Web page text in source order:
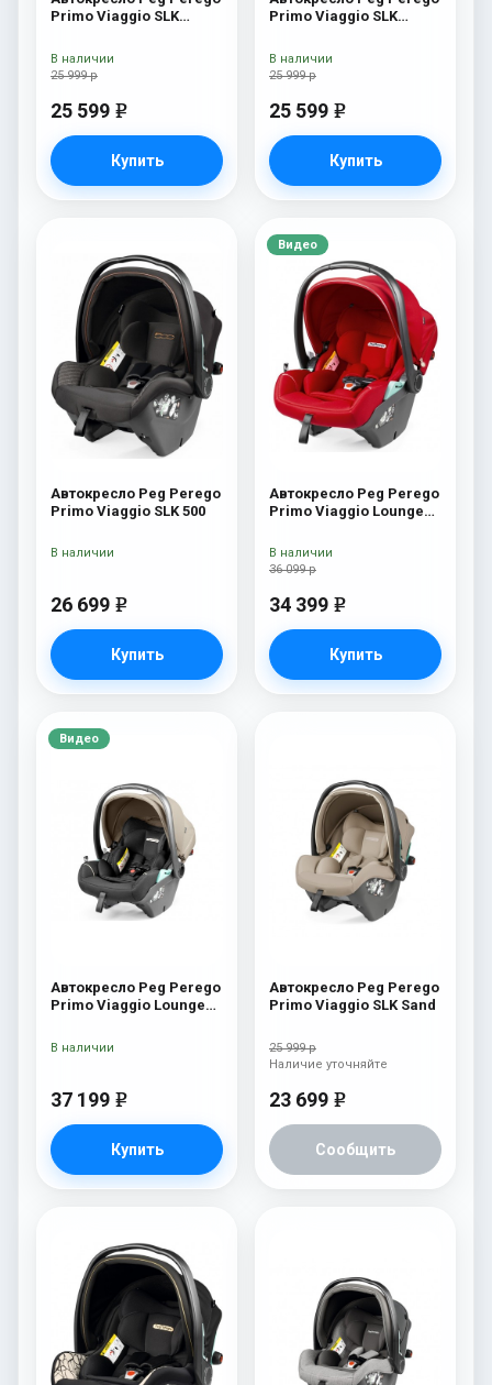
Primo Viaggio SLK
25 999 р
25 599 e
Купить
В наличии
Primo Viaggio SLK
25 999 р
25 599 e
Купить
В наличии
Автокресло Peg Perego
Primo Viaggio SLK 500
26 699 e
Купить
В наличии
Видео
Автокресло Peg Perego
Primo Viaggio Lounge
36 099 р
34 399 e
Купить
В наличии
Видео
Автокресло Peg Perego
Primo Viaggio Lounge
37 199 e
Купить
В наличии
Автокресло Peg Perego
Primo Viaggio SLK Sand
25 999 р
23 699 e
Сообщить
Наличие уточняйте